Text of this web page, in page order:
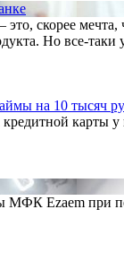
это, скорее
Но все-таки
на 10 тысяч
карты
МФК Ezaem при